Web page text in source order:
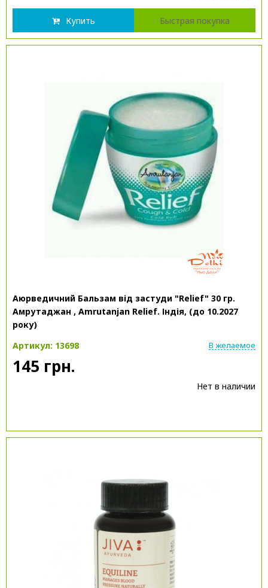
Купить Быстрая покупка
Аюрведичний Бальзам від застуди "Relief" 30 гр.
Амрутаджан , Amrutanjan Relief. Індія, (до 10.2027
року)
Артикул: 13698
В желаемое
145 грн.
Нет в наличии